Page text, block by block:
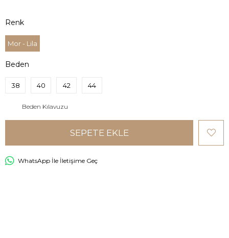
Renk
Mor - Lila
Beden
38 40 42 44
Beden Kılavuzu
WhatsApp İle İletişime Geç